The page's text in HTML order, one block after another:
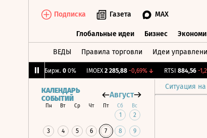
Подписка Газета MAX
Глобальные идеи Бизнес
ВЕДЫ Правила торговли Идеи
CNY Бирж. 0 0% IMOEX 2 285,88 -0,69%↓ RTSI 884,56 -
Ситуация
КАЛЕНДАРЬ
СОБЫТИЙ
Август
Пн Вт Ср Чт Пт Сб Вс
1 2
3 4 5 6 7 8 9